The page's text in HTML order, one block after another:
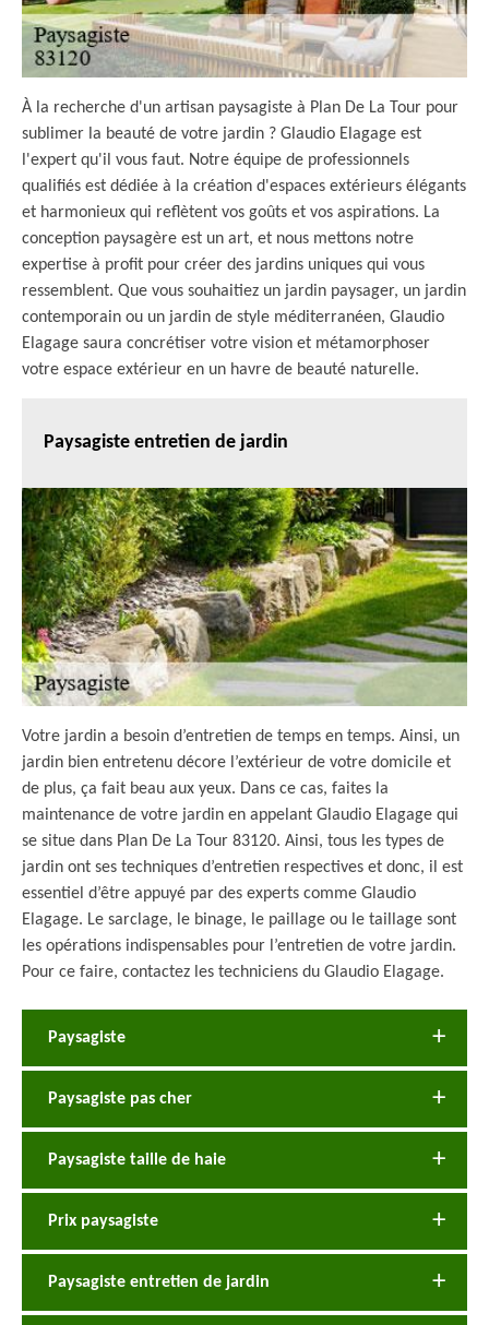
À la recherche d'un artisan paysagiste à Plan De La Tour pour
sublimer la beauté de votre jardin ? Glaudio Elagage est
l'expert qu'il vous faut. Notre équipe de professionnels
qualifiés est dédiée à la création d'espaces extérieurs élégants
et harmonieux qui reflètent vos goûts et vos aspirations. La
conception paysagère est un art, et nous mettons notre
expertise à profit pour créer des jardins uniques qui vous
ressemblent. Que vous souhaitiez un jardin paysager, un jardin
contemporain ou un jardin de style méditerranéen, Glaudio
Elagage saura concrétiser votre vision et métamorphoser
votre espace extérieur en un havre de beauté naturelle.
Paysagiste entretien de jardin
Votre jardin a besoin d’entretien de temps en temps. Ainsi, un
jardin bien entretenu décore l’extérieur de votre domicile et
de plus, ça fait beau aux yeux. Dans ce cas, faites la
maintenance de votre jardin en appelant Glaudio Elagage qui
se situe dans Plan De La Tour 83120. Ainsi, tous les types de
jardin ont ses techniques d’entretien respectives et donc, il est
essentiel d’être appuyé par des experts comme Glaudio
Elagage. Le sarclage, le binage, le paillage ou le taillage sont
les opérations indispensables pour l’entretien de votre jardin.
Pour ce faire, contactez les techniciens du Glaudio Elagage.
Paysagiste
Paysagiste pas cher
Paysagiste taille de haie
Prix paysagiste
Paysagiste entretien de jardin